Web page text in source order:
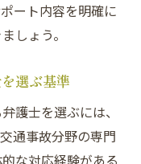
ート内容を明確に
しょう。
選ぶ基準
護士を選ぶには、
通事故分野の専門
な対応経験がある